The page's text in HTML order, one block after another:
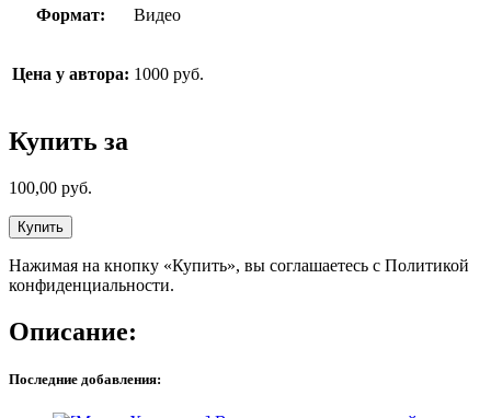
Формат: Видео
Цена у автора: 1000 руб.
Купить за
100,00 руб.
Купить
Нажимая на кнопку «Купить», вы соглашаетесь с Политикой
конфиденциальности.
Описание:
Последние добавления: